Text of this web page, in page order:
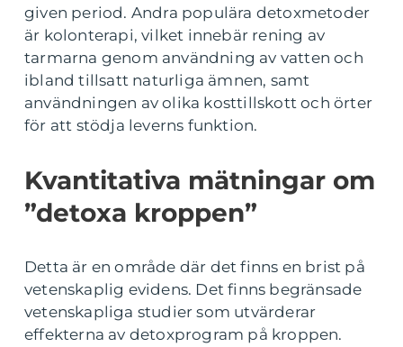
given period. Andra populära detoxmetoder
är kolonterapi, vilket innebär rening av
tarmarna genom användning av vatten och
ibland tillsatt naturliga ämnen, samt
användningen av olika kosttillskott och örter
för att stödja leverns funktion.
Kvantitativa mätningar om
”detoxa kroppen”
Detta är en område där det finns en brist på
vetenskaplig evidens. Det finns begränsade
vetenskapliga studier som utvärderar
effekterna av detoxprogram på kroppen.